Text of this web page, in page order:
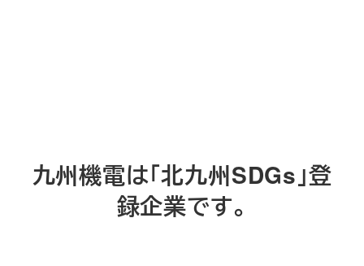
九州機電は「北九州SDGs」登
録企業です。